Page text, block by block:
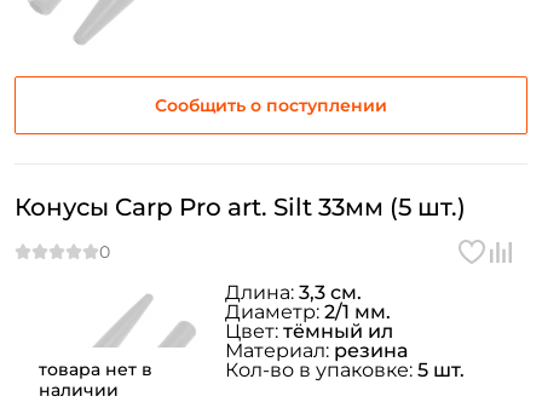
Сообщить о поступлении
товара нет в
наличии
Конусы Carp Pro art. Silt 33мм (5 шт.)
Длина: 3,3 см.
Диаметр: 2/1 мм.
Цвет: тёмный ил
Материал: резина
Кол-во в упаковке: 5 шт.